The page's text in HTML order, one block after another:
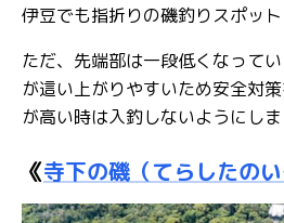
伊豆でも指折りの磯釣りスポット
ただ、先端部は一段低くなって
が這い上がりやすいため安全対
が高い時は入釣しないようにしま
《寺下の磯（てらしたのい